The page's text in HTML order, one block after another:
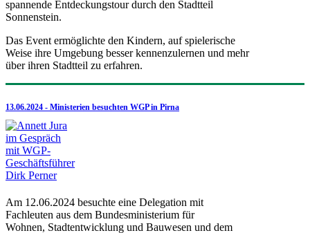
spannende Entdeckungstour durch den Stadtteil
Sonnenstein.
Das Event ermöglichte den Kindern, auf spielerische
Weise ihre Umgebung besser kennenzulernen und mehr
über ihren Stadtteil zu erfahren.
13.06.2024 - Ministerien besuchten WGP in Pirna
Am 12.06.2024 besuchte eine Delegation mit
Fachleuten aus dem Bundesministerium für
Wohnen, Stadtentwicklung und Bauwesen und dem